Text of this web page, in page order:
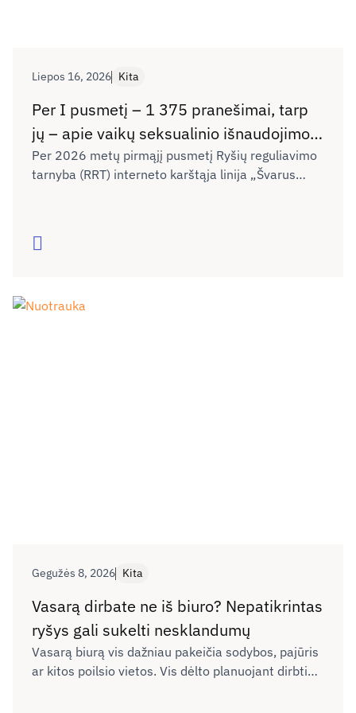
Liepos 16, 2026 Kita
Per I pusmetį – 1 375 pranešimai, tarp
jų – apie vaikų seksualinio išnaudojimo
vaizdus ir kibernetines patyčias
internete
Per 2026 metų pirmąjį pusmetį Ryšių reguliavimo
tarnyba (RRT) interneto karštąja linija „Švarus
su 2025 metų tuo pačiu laikotarpiu (1 457
skaitmeninėje erdvėje augantis vaikų seksualinio
Skaityti
Gegužės 8, 2026 Kita
Vasarą dirbate ne iš biuro? Nepatikrintas
ryšys gali sukelti nesklandumų
Vasarą biurą vis dažniau pakeičia sodybos, pajūris
ar kitos poilsio vietos. Vis dėlto planuojant dirbti